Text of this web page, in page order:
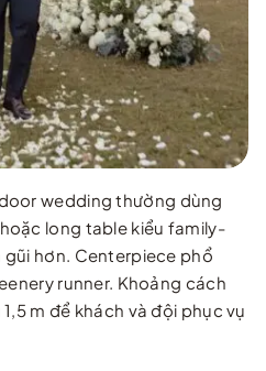
wedding thường dùng
long table kiểu family-
hơn. Centerpiece phổ
runner. Khoảng cách
m để khách và đội phục vụ